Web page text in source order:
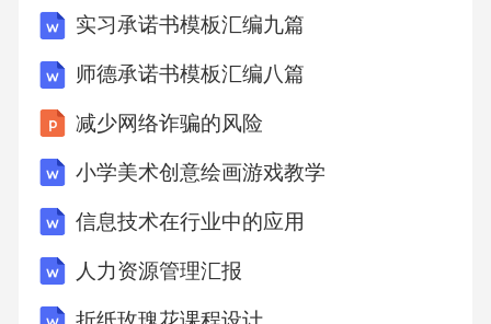
实习承诺书模板汇编九篇
师德承诺书模板汇编八篇
减少网络诈骗的风险
小学美术创意绘画游戏教学
信息技术在行业中的应用
人力资源管理汇报